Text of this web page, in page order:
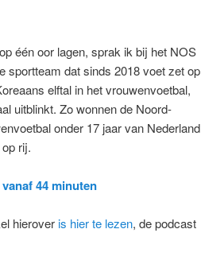
één oor lagen, sprak ik bij het NOS
sportteam dat sinds 2018 voet zet op
elftal in het vrouwenvoetbal,
uitblinkt. Zo wonnen de Noord-
onder 17 jaar van Nederland
rij.
44 minuten
hieroveris hier te lezen, de podcast